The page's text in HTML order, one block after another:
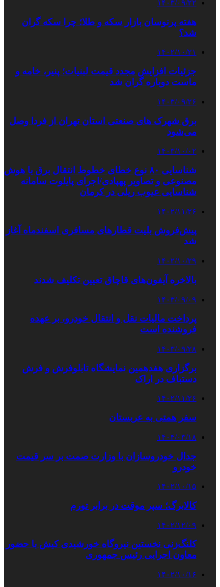
۱۴۰۳/۰۹/۲۲
هفته پرنوسان بازار سکه و طلا؛ چرا سکه گران
شد؟
۱۴۰۲/۱۰/۲۱
جزئیات افزایش مجدد قیمت لبنیات؛ پنیر، خامه و
ماست دوباره گران شد
۱۴۰۳/۰۹/۲۶
برق شهرک های صنعتی استان تهران از فردا وصل
می‌شود
۱۴۰۳/۱۰/۰۲
شناسایی ۸۰ نوع خطای خطوط انتقال برق با هوش
مصنوعی و تصاویر پهپادی/اجرای پایلوت سامانه
شناسایی عیوب ریلی در کرمان
۱۴۰۲/۱۱/۲۶
پیش‌فروش بلیت قطارهای مسافری اسفندماه آغاز
شد
۱۴۰۲/۱۰/۲۹
بالاخره آیفون‌های قاچاق تعیین تکلیف شدند
۱۴۰۳/۰۹/۰۹
پرداخت مالیات نقل و انتقال خودرو، بر عهده
فروشنده است
۱۴۰۳/۰۹/۲۸
برگزاری هفدهمین نمایشگاه تابلوفرش و فرش
دستباف در اراک
۱۴۰۲/۱۱/۲۶
سفر همتی به عربستان
۱۴۰۴/۰۳/۱۸
جدال خودروسازان با وزارت صمت بر سر قیمت
خودرو
۱۴۰۲/۱۰/۱۵
کالابرگ؛ سپر موقت در برابر تورم
۱۴۰۲/۱۲/۰۹
کلنگ‌زنی نخستین نیروگاه خورشیدی کیش با حضور
معاون اجرایی رئیس‌ جمهوری
۱۴۰۲/۱۰/۱۶